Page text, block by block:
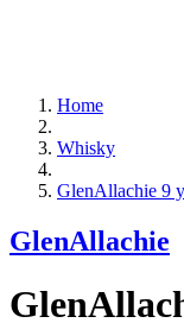
Home
Whisky
GlenAllachie 9
GlenAllachie